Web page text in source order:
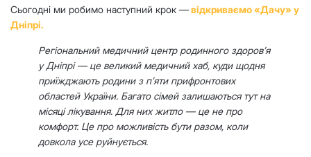
Сьогодні ми робимо наступний крок —відкриваємо «Дачу» у
Дніпрі.
Регіональний медичний центр родинного здоров’я
у Дніпрі — це великий медичний хаб, куди щодня
приїжджають родини з п’яти прифронтових
областей України. Багато сімей залишаються тут на
місяці лікування. Для них житло — це не про
комфорт. Це про можливість бути разом, коли
довкола усе руйнується.